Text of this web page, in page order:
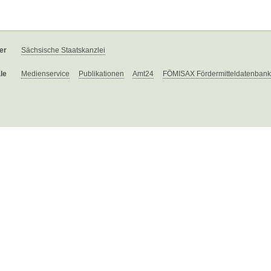
Sächsische Staatskanzlei
Medienservice Publikationen Amt24 FÖMISAX Fördermitteldatenbank